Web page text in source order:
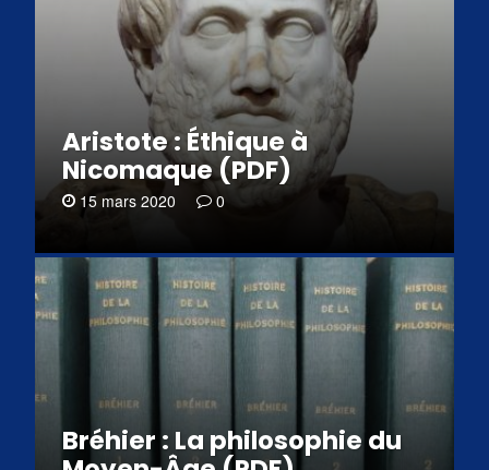
Aristote : Éthique à
Nicomaque (PDF)
15 mars 2020 0
Bréhier : La philosophie du